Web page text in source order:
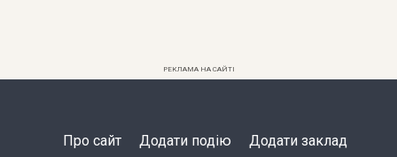
РЕКЛАМА НА САЙТІ
Про сайт Додати подію Додати заклад